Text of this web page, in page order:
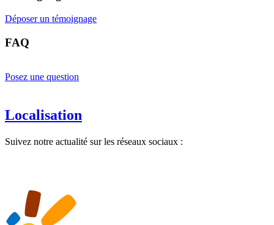
Déposer un témoignage
FAQ
Posez une question
Localisation
Suivez notre actualité sur les réseaux sociaux :